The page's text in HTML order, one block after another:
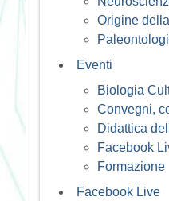
Origine
Eventi
Biologia
Convegni,
Didattica
Facebook
Formazione
Facebook Live